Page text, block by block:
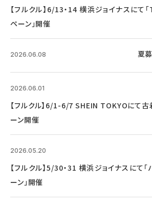
【フルクル】6/13・14 横浜ジョイナスにて
ペーン」開催
2026.06.08 夏
2026.06.01
【フルクル】6/1-6/7 SHEIN TOKYOにて古
ーン開催
2026.05.20
【フルクル】5/30・31 横浜ジョイナスにて
ーン」開催